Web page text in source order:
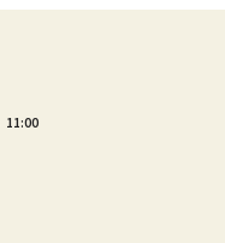
11:00